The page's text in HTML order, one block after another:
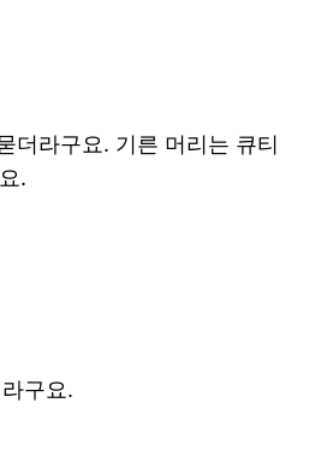
더라구요. 기른 머리는 큐티
.
구요.